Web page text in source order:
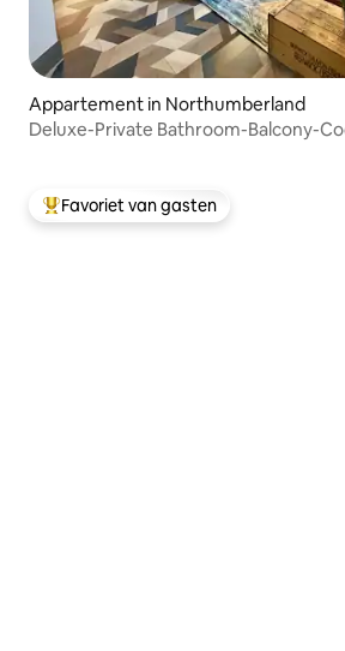
Appartement in Northumberland
Deluxe-Private Bathroom-Balcony-
Topfavoriet van gasten
Favoriet van gasten